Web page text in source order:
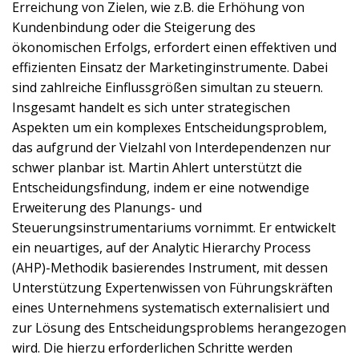
Erreichung von Zielen, wie z.B. die Erhöhung von
Kundenbindung oder die Steigerung des
ökonomischen Erfolgs, erfordert einen effektiven und
effizienten Einsatz der Marketinginstrumente. Dabei
sind zahlreiche Einflussgrößen simultan zu steuern.
Insgesamt handelt es sich unter strategischen
Aspekten um ein komplexes Entscheidungsproblem,
das aufgrund der Vielzahl von Interdependenzen nur
schwer planbar ist. Martin Ahlert unterstützt die
Entscheidungsfindung, indem er eine notwendige
Erweiterung des Planungs- und
Steuerungsinstrumentariums vornimmt. Er entwickelt
ein neuartiges, auf der Analytic Hierarchy Process
(AHP)-Methodik basierendes Instrument, mit dessen
Unterstützung Expertenwissen von Führungskräften
eines Unternehmens systematisch externalisiert und
zur Lösung des Entscheidungsproblems herangezogen
wird. Die hierzu erforderlichen Schritte werden